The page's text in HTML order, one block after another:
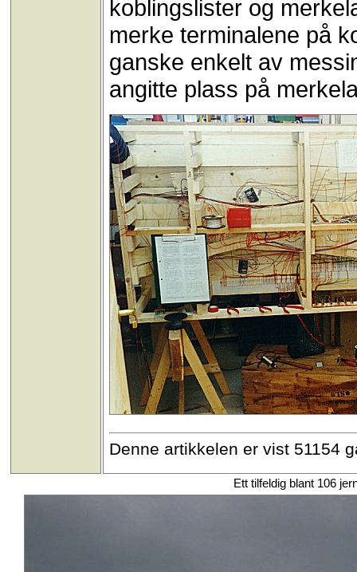
koblingslister og
merke terminalene på
ganske enkelt av
angitte plass på
Denne artikkelen er vist 51154
Ett tilfeldig blant 106